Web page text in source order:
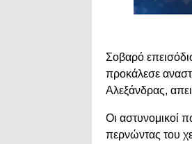
Σοβαρό
προκάλεσε
Αλεξάνδρας,
Οι αστυνομικοί
περνώντας του